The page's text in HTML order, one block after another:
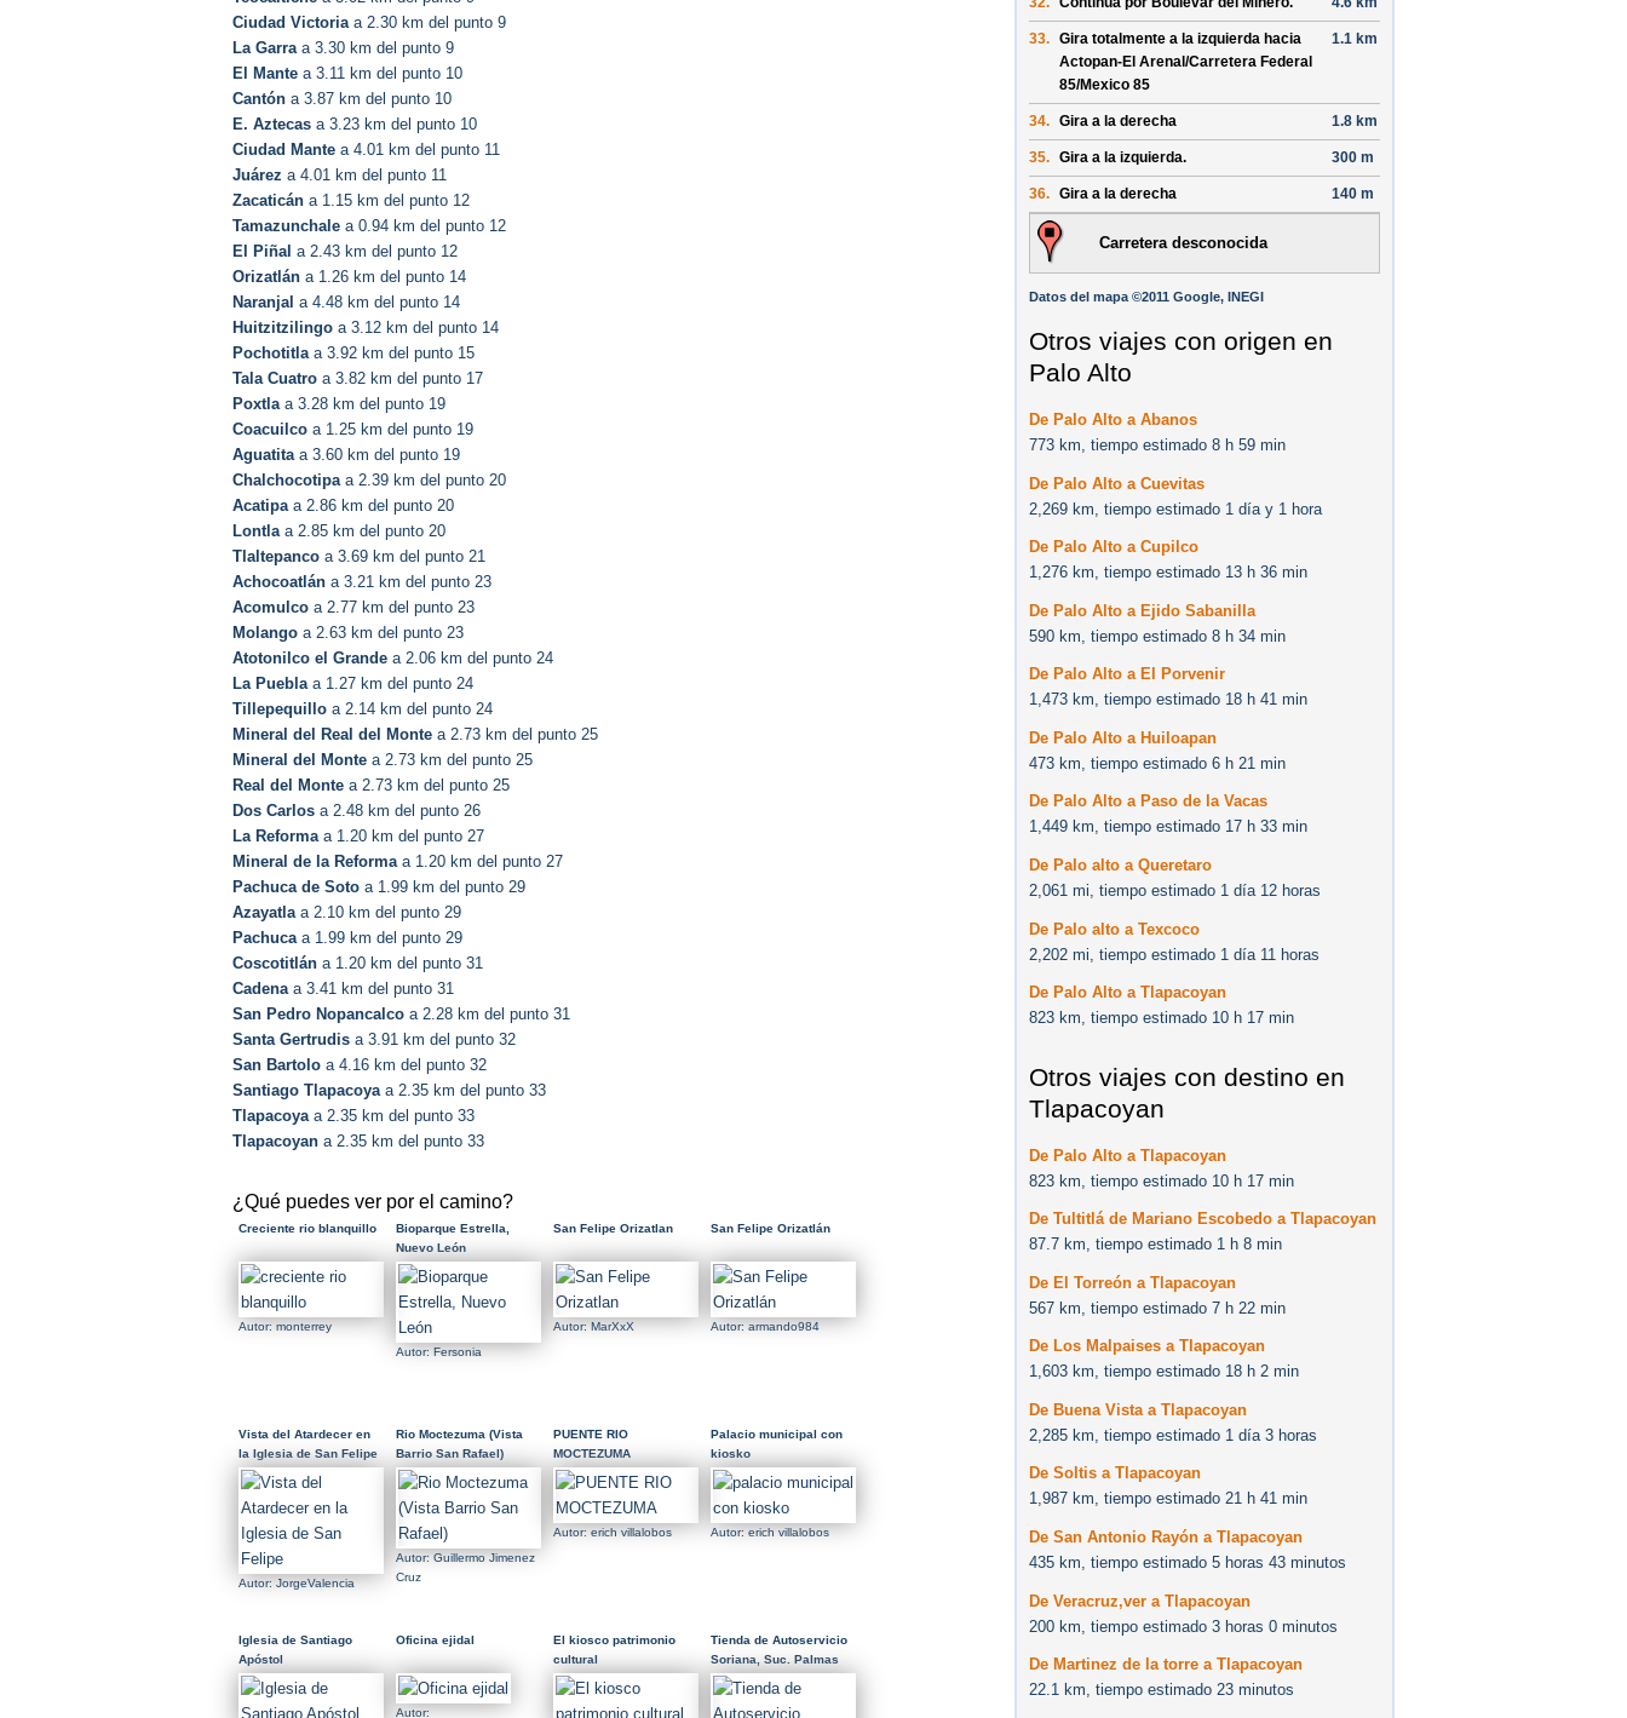
Ciudad Victoriaa 2.30 km del punto 9
La Garraa 3.30 km del punto 9
El Mante a 3.11 km del punto 10
Cantón a 3.87 km del punto 10
E. Aztecas a 3.23 km del punto 10
Ciudad Mante a 4.01 km del punto 11
Juárez a 4.01 km del punto 11
Zacaticán a 1.15 km del punto 12
Tamazunchale a 0.94 km del punto 12
El Piñal a 2.43 km del punto 12
Orizatlán a 1.26 km del punto 14
Naranjal a 4.48 km del punto 14
Huitzitzilingo a 3.12 km del punto 14
Pochotitlaa 3.92 km del punto 15
Tala Cuatro a 3.82 km del punto 17
Poxtlaa 3.28 km del punto 19
Coacuilco a 1.25 km del punto 19
Aguatitaa 3.60 km del punto 19
Chalchocotipaa 2.39 km del punto 20
Acatipaa 2.86 km del punto 20
Lontlaa 2.85 km del punto 20
Tlaltepanco a 3.69 km del punto 21
Achocoatlán a 3.21 km del punto 23
Acomulco a 2.77 km del punto 23
Molango a 2.63 km del punto 23
Atotonilco el Grande a 2.06 km del punto 24
La Pueblaa 1.27 km del punto 24
Tillepequillo a 2.14 km del punto 24
Mineral del Real del Monte a 2.73 km del punto 25
Mineral del Monte a 2.73 km del punto 25
Real del Monte a 2.73 km del punto 25
Dos Carlos a 2.48 km del punto 26
La Reformaa 1.20 km del punto 27
Mineral de la Reformaa 1.20 km del punto 27
Pachuca de Soto a 1.99 km del punto 29
Azayatlaa 2.10 km del punto 29
Pachucaa 1.99 km del punto 29
Coscotitlán a 1.20 km del punto 31
Cadenaa 3.41 km del punto 31
San Pedro Nopancalco a 2.28 km del punto 31
Santa Gertrudis a 3.91 km del punto 32
San Bartolo a 4.16 km del punto 32
Santiago Tlapacoyaa 2.35 km del punto 33
Tlapacoyaa 2.35 km del punto 33
Tlapacoyan a 2.35 km del punto 33
¿Qué puedes ver por el camino?
Creciente rio blanquillo
Autor: monterrey
Bioparque Estrella,
Nuevo León
Autor: Fersonia
San Felipe Orizatlan
Autor: MarXxX
San Felipe Orizatlán
Autor: armando984
Vista del Atardecer en
la Iglesia de San Felipe
Autor: JorgeValencia
Rio Moctezuma (Vista
Barrio San Rafael)
Autor: Guillermo Jimenez
Cruz
PUENTE RIO
MOCTEZUMA
Autor: erich villalobos
Palacio municipal con
kiosko
Autor: erich villalobos
Iglesia de Santiago
Apóstol
Oficina ejidal
Autor:
El kiosco patrimonio
cultural
Tienda de Autoservicio
Soriana, Suc. Palmas
33. Gira totalmente a la izquierda hacia
Actopan-El Arenal/Carretera Federal
85/Mexico 85
1.1 km
34. Gira a la derecha 1.8 km
35. Gira a la izquierda. 300 m
36. Gira a la derecha 140 m
Carretera desconocida
Datos del mapa ©2011 Google, INEGI
Otros viajes con origen en
Palo Alto
De Palo Alto a Abanos
773 km, tiempo estimado 8 h 59 min
De Palo Alto a Cuevitas
2,269 km, tiempo estimado 1 día y 1 hora
De Palo Alto a Cupilco
1,276 km, tiempo estimado 13 h 36 min
De Palo Alto a Ejido Sabanilla
590 km, tiempo estimado 8 h 34 min
De Palo Alto a El Porvenir
1,473 km, tiempo estimado 18 h 41 min
De Palo Alto a Huiloapan
473 km, tiempo estimado 6 h 21 min
De Palo Alto a Paso de la Vacas
1,449 km, tiempo estimado 17 h 33 min
De Palo alto a Queretaro
2,061 mi, tiempo estimado 1 día 12 horas
De Palo alto a Texcoco
2,202 mi, tiempo estimado 1 día 11 horas
De Palo Alto a Tlapacoyan
823 km, tiempo estimado 10 h 17 min
Otros viajes con destino en
Tlapacoyan
De Palo Alto a Tlapacoyan
823 km, tiempo estimado 10 h 17 min
De Tultitlá de Mariano Escobedo a Tlapacoyan
87.7 km, tiempo estimado 1 h 8 min
De El Torreón a Tlapacoyan
567 km, tiempo estimado 7 h 22 min
De Los Malpaises a Tlapacoyan
1,603 km, tiempo estimado 18 h 2 min
De Buena Vista a Tlapacoyan
2,285 km, tiempo estimado 1 día 3 horas
De Soltis a Tlapacoyan
1,987 km, tiempo estimado 21 h 41 min
De San Antonio Rayón a Tlapacoyan
435 km, tiempo estimado 5 horas 43 minutos
De Veracruz,ver a Tlapacoyan
200 km, tiempo estimado 3 horas 0 minutos
De Martinez de la torre a Tlapacoyan
22.1 km, tiempo estimado 23 minutos